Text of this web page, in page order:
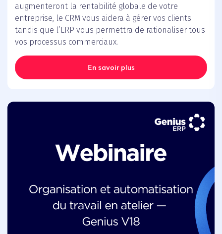
augmenteront la rentabilité globale de votre
entreprise, le CRM vous aidera à gérer vos clients
tandis que l’ERP vous permettra de rationaliser tous
vos processus commerciaux.
En savoir plus